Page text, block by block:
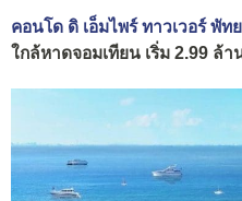
คอนโด ดิ เอ็มไพร์ ทาวเวอร์ พั
ใกล้หาดจอมเทียน เริ่ม 2.99 ล้า